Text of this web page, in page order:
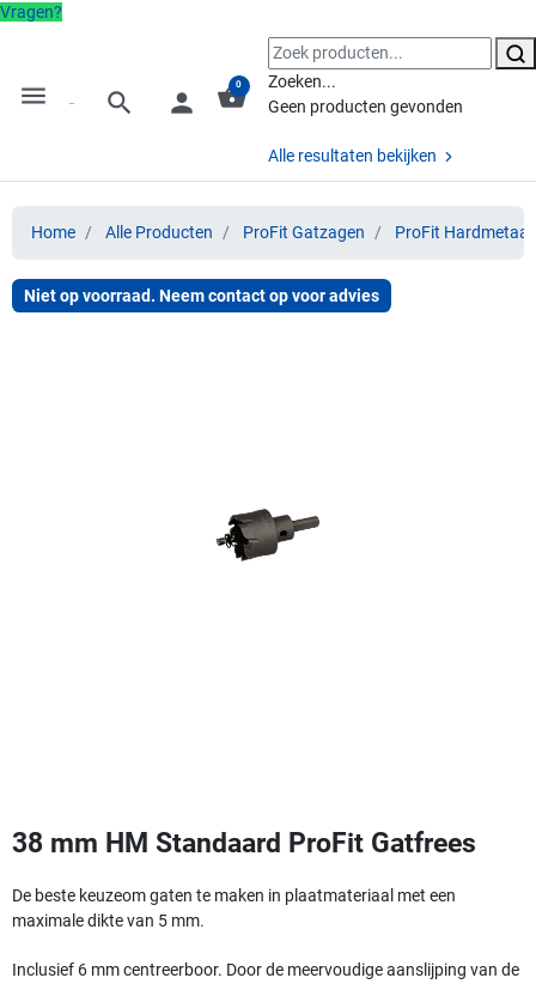
Vragen?
menu search person shopping_basket
0
Zoeken...
Geen producten gevonden
Alle resultaten bekijken
Home Alle Producten ProFit Gatzagen ProFit Hardmetaal
Niet op voorraad. Neem contact op voor advies
38 mm HM Standaard ProFit Gatfrees
De beste keuzeom gaten te maken in plaatmateriaal met een
maximale dikte van 5 mm.
Inclusief 6 mm centreerboor. Door de meervoudige aanslijping van de